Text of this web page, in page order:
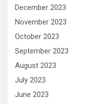
December 2023
November 2023
October 2023
September 2023
August 2023
July 2023
June 2023